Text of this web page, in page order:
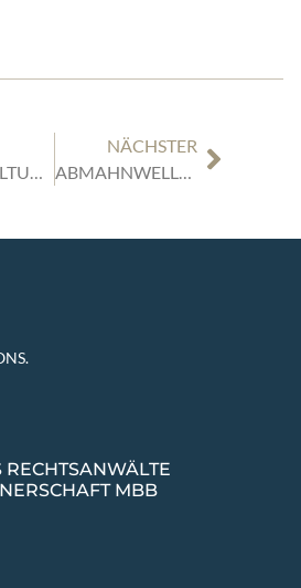
VERANSTALTUNG DAMENSALON | DO, 10.11.22 | DIVE INTO THE METAVERSE – CHANCEN FÜR NEUE BUSINESS MODELLE IN DER NÄCHSTEN ÄRA DES INTERNETS
NÄCHSTER
ABMAHNWELLE BEI DER NUTZUNG VON GOOGLE FONTS (VORMALS „GOOGLE WEBFONTS“) AUF WEBSEITEN
RECHTSANWÄLTE
MBB